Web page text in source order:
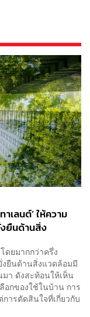
เลนต์’ ให้ความ
ยืนด้านสิ่ง
ดยมากกว่าครึ่ง
ยืนด้านสิ่งแวดล้อมมี
า ดังสะท้อนให้เห็น
อกของใช้ในบ้าน การ
ารตัดสินใจที่เกี่ยวกับ